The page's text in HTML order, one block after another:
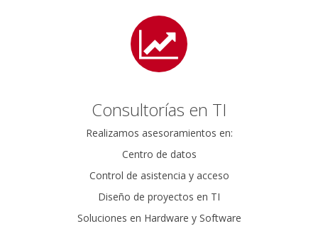
Consultorías en TI
Realizamos asesoramientos en:
Centro de datos
Control de asistencia y acceso
Diseño de proyectos en TI
Soluciones en Hardware y Software